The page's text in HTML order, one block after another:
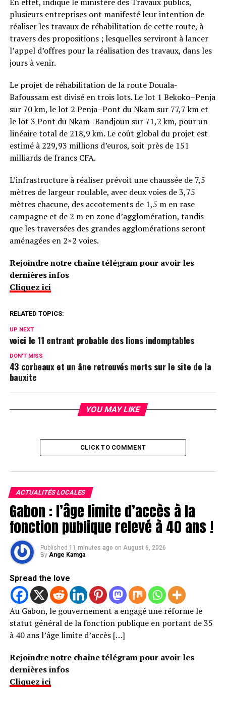
plusieurs entreprises ont manifesté leur intention de
réaliser les travaux de réhabilitation de cette route, à
travers des propositions ; lesquelles serviront à lancer
l’appel d’offres pour la réalisation des travaux, dans les
jours à venir.
Le projet de réhabilitation de la route Douala-
Bafoussam est divisé en trois lots. Le lot 1 Bekoko–Penja
sur 70 km, le lot 2 Penja–Pont du Nkam sur 77,7 km et
le lot 3 Pont du Nkam–Bandjoun sur 71,2 km, pour un
linéaire total de 218,9 km. Le coût global du projet est
estimé à 229,93 millions d’euros, soit près de 151
milliards de francs CFA.
L’infrastructure à réaliser prévoit une chaussée de 7,5
mètres de largeur roulable, avec deux voies de 3,75
mètres chacune, des accotements de 1,5 m en rase
campagne et de 2 m en zone d’agglomération, tandis
que les traversées des grandes agglomérations seront
aménagées en 2×2 voies.
Rejoindre notre chaîne télégram pour avoir les
dernières infos
Cliquez ici
RELATED TOPICS:
UP NEXT
voici le 11 entrant probable des lions indomptables
DON'T MISS
43 corbeaux et un âne retrouvés morts sur le site de la
bauxite
YOU MAY LIKE
CLICK TO COMMENT
ACTUALITÉS LOCALES
Gabon : l’âge limite d’accès à la
fonction publique relevé à 40 ans !
Published 11 minutes ago on August 6, 2026
By Ange Kamga
Spread the love
Au Gabon, le gouvernement a engagé une réforme le
statut général de la fonction publique en portant de 35
à 40 ans l’âge limite d’accès […]
Rejoindre notre chaîne télégram pour avoir les
dernières infos
Cliquez ici